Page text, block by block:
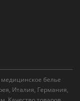
белье
Италия, Германия,